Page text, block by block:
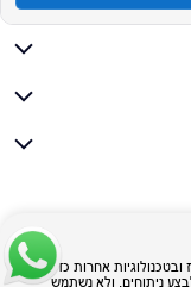
אחרות כדי
ניתוחים, ולא נשתמש